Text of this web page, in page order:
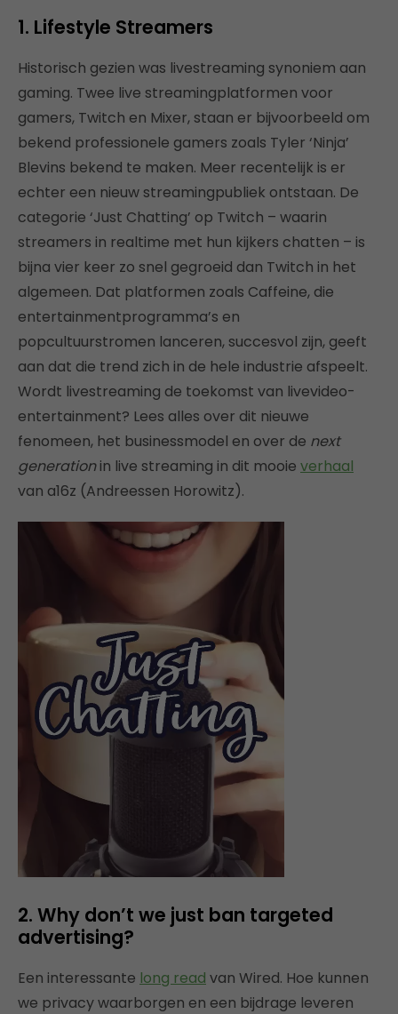
1. Lifestyle Streamers
Historisch gezien was livestreaming synoniem aan
gaming. Twee live streamingplatformen voor
gamers, Twitch en Mixer, staan er bijvoorbeeld om
bekend professionele gamers zoals Tyler ‘Ninja’
Blevins bekend te maken. Meer recentelijk is er
echter een nieuw streamingpubliek ontstaan. De
categorie ‘Just Chatting’ op Twitch – waarin
streamers in realtime met hun kijkers chatten – is
bijna vier keer zo snel gegroeid dan Twitch in het
algemeen. Dat platformen zoals Caffeine, die
entertainmentprogramma’s en
popcultuurstromen lanceren, succesvol zijn, geeft
aan dat die trend zich in de hele industrie afspeelt.
Wordt livestreaming de toekomst van livevideo-
entertainment? Lees alles over dit nieuwe
fenomeen, het businessmodel en over de next
generationin live streaming in dit mooie verhaal
van a16z (Andreessen Horowitz).
2. Why don’t we just ban targeted
advertising?
Een interessante long read van Wired. Hoe kunnen
we privacy waarborgen en een bijdrage leveren